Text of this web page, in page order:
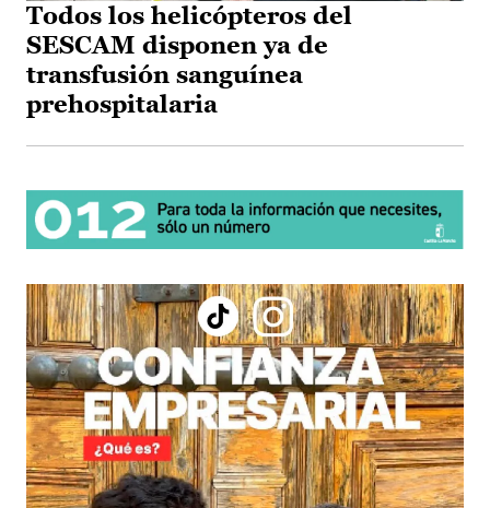
Todos los helicópteros del
SESCAM disponen ya de
transfusión sanguínea
prehospitalaria